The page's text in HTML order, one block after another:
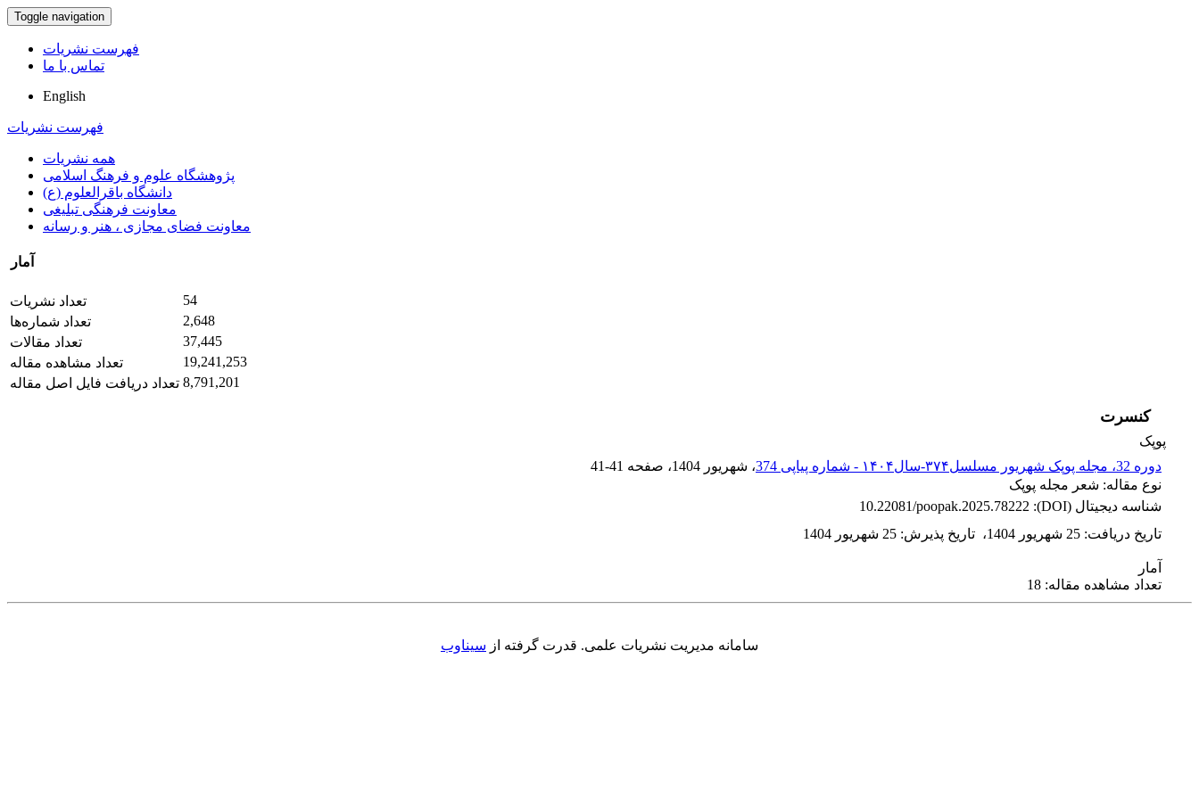
Toggle navigation
فهرست نشریات
تماس با ما
English
فهرست نشریات
همه نشریات
پژوهشگاه علوم و فرهنگ اسلامی
دانشگاه باقرالعلوم (ع)
معاونت فرهنگی تبلیغی
معاونت فضای مجازی ، هنر و رسانه
آمار
تعداد نشریات
54
تعداد شماره‌ها
2,648
تعداد مقالات
37,445
تعداد مشاهده مقاله
19,241,253
تعداد دریافت فایل اصل مقاله 8,791,201
کنسرت
پوپک
دوره 32، مجله پوپک شهریور مسلسل۳۷۴-سال۱۴۰۴ - شماره پیاپی 374
، شهریور 1404 ، صفحه 41-41
نوع مقاله: شعر مجله پوپک
شناسه دیجیتال (DOI):
10.22081/poopak.2025.78222
تاریخ دریافت: 25 شهریور 1404 ، تاریخ پذیرش: 25 شهریور 1404
آمار
تعداد مشاهده مقاله: 18
سامانه مدیریت نشریات علمی. قدرت گرفته از سیناوب